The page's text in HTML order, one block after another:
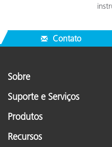
Contato
Sobre
Suporte e Serviços
Produtos
Recursos